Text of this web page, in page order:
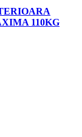
110KG